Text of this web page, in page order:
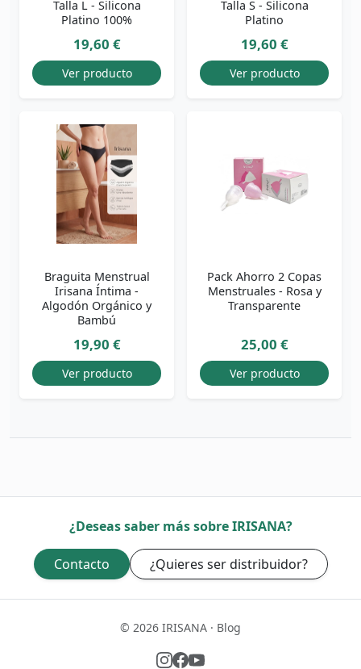
Talla L - Silicona
Platino 100%
19,60 €
Ver producto
Talla S - Silicona
Platino
19,60 €
Ver producto
Braguita Menstrual
Irisana Íntima -
Algodón Orgánico y
Bambú
19,90 €
Ver producto
Pack Ahorro 2 Copas
Menstruales - Rosa y
Transparente
25,00 €
Ver producto
¿Deseas saber más sobre IRISANA?
Contacto ¿Quieres ser distribuidor?
© 2026 IRISANA · Blog